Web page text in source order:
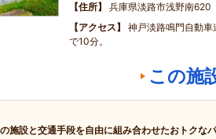
住所
兵庫県淡路市浅野南620
アクセス
神戸淡路鳴門自動
で10分。
この施
施設と交通手段を自由に組み合わせたおトクな